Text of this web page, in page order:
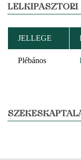
JELLEGE
Plébános